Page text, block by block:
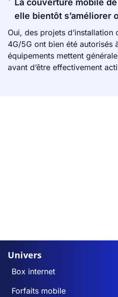
La couverture mobile
elle bientôt s’améliorer
Oui, des projets d’installation
4G/5G ont bien été autorisés
équipements mettent
avant d’être effectivement
Univers
Box internet
Forfaits mobile